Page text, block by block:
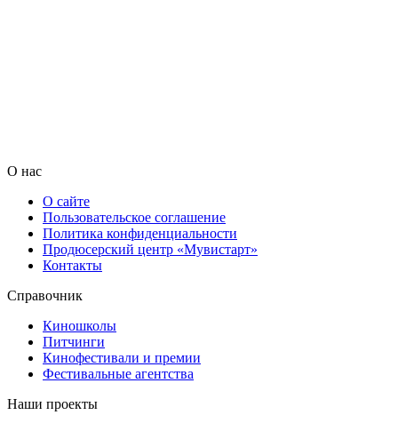
О нас
О сайте
Пользовательское соглашение
Политика конфиденциальности
Продюсерский центр «Мувистарт»
Контакты
Справочник
Киношколы
Питчинги
Кинофестивали и премии
Фестивальные агентства
Наши проекты